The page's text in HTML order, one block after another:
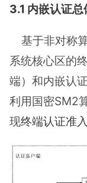
3.1 内嵌认证
基于非对称
系统核心区的
端）和内嵌认
利用国密SM2
现终端认证准入